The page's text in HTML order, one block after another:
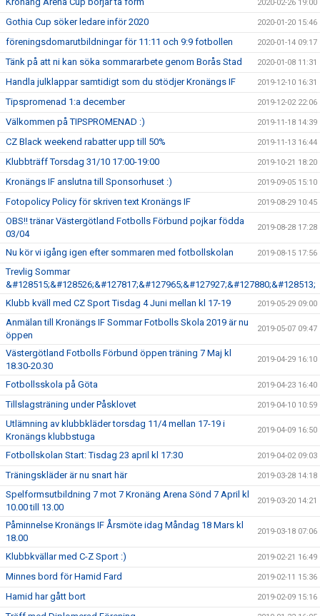
2020-02-26 19:00
Gothia Cup söker ledare inför 2020 2020-01-20 15:46
föreningsdomarutbildningar för 11:11 och 9:9 fotbollen 2020-01-14 09:17
Tänk på att ni kan söka sommararbete genom Borås Stad 2020-01-08 11:31
Handla julklappar samtidigt som du stödjer Kronängs IF 2019-12-10 16:31
Tipspromenad 1:a december 2019-12-02 22:06
Välkommen på TIPSPROMENAD :) 2019-11-18 14:39
CZ Black weekend rabatter upp till 50% 2019-11-13 16:44
Klubbträff Torsdag 31/10 17:00-19:00 2019-10-21 18:20
Kronängs IF anslutna till Sponsorhuset :) 2019-09-05 15:10
Fotopolicy Policy för skriven text Kronängs IF 2019-08-29 10:45
OBS!! tränar Västergötland Fotbolls Förbund pojkar födda
03/04
2019-08-28 17:28
Nu kör vi igång igen efter sommaren med fotbollskolan 2019-08-15 17:56
Trevlig Sommar
&#128515;&#128526;&#127817;&#127965;&#127927;&#127880;&#128513;
Klubb kväll med CZ Sport Tisdag 4 Juni mellan kl 17-19
2019-05-29 09:00
Anmälan till Kronängs IF Sommar Fotbolls Skola 2019 är nu
öppen
2019-05-07 09:47
Västergötland Fotbolls Förbund öppen träning 7 Maj kl
18.30-20.30
2019-04-29 16:10
Fotbollsskola på Göta 2019-04-23 16:40
Tillslagsträning under Påsklovet 2019-04-10 10:59
Utlämning av klubbkläder torsdag 11/4 mellan 17-19 i
Kronängs klubbstuga
2019-04-09 16:50
Fotbollskolan Start: Tisdag 23 april kl 17:30 2019-04-02 09:03
Träningskläder är nu snart här 2019-03-28 14:18
Spelformsutbildning 7 mot 7 Kronäng Arena Sönd 7 April kl
10.00 till 13.00
2019-03-20 14:21
Påminnelse Kronängs IF Årsmöte idag Måndag 18 Mars kl
18.00
2019-03-18 07:06
Klubbkvällar med C-Z Sport :) 2019-02-21 16:49
Minnes bord för Hamid Fard 2019-02-11 15:36
Hamid har gått bort 2019-02-09 15:16